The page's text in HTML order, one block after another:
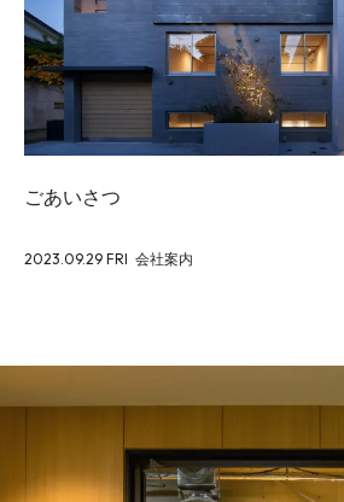
ごあいさつ
2023.09.29 FRI 会社案内